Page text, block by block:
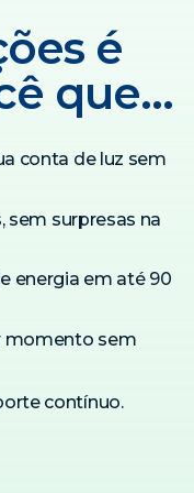
é
que…
conta de luz sem
sem surpresas na
energia em até 90
momento sem
contínuo.